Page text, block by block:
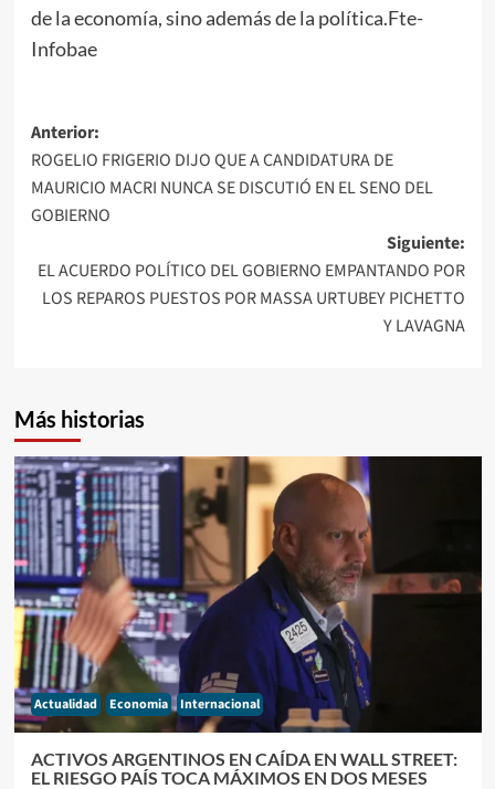
de la economía, sino además de la política.Fte-
Infobae
Navegación
de
entradas
Anterior:
ROGELIO FRIGERIO DIJO QUE A CANDIDATURA DE
MAURICIO MACRI NUNCA SE DISCUTIÓ EN EL SENO DEL
GOBIERNO
Siguiente:
EL ACUERDO POLÍTICO DEL GOBIERNO EMPANTANDO POR
LOS REPAROS PUESTOS POR MASSA URTUBEY PICHETTO
Y LAVAGNA
Más historias
Actualidad Economia Internacional
ACTIVOS ARGENTINOS EN CAÍDA EN WALL STREET:
EL RIESGO PAÍS TOCA MÁXIMOS EN DOS MESES